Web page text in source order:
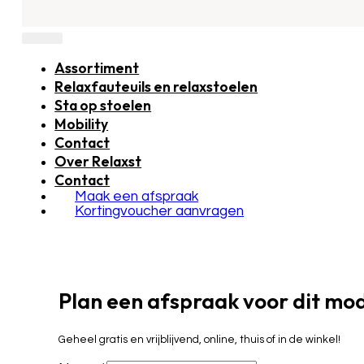
Assortiment
Relaxfauteuils en relaxstoelen
Sta op stoelen
Mobility
Contact
Over Relaxst
Contact
Maak een afspraak
Kortingvoucher aanvragen
Plan een afspraak voor dit
Geheel gratis en vrijblijvend, online, thuis of in de winkel!